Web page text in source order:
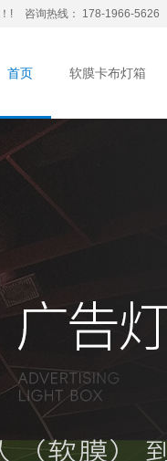
! 咨询热线： 178-1966-5626
首页 软膜卡布灯箱